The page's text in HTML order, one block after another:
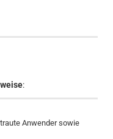
:
Anwender sowie